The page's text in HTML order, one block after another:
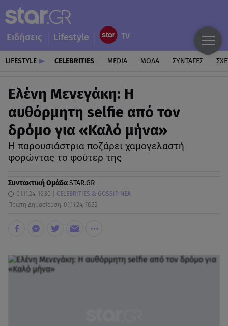
Ειδήσεις Lifestyle
LIFESTYLE CELEBRITIES MEDIA ΜΟΔΑ ΣΥΝΤΑΓΕΣ
Ελένη Μενεγάκη: H
αυθόρμητη selfie από τον
δρόμο για «Καλό μήνα»
Η παρουσιάστρια ποζάρει χαμογελαστή
φορώντας το φούτερ της
Συντακτική ΟμάδαSTAR.GR
01.11.24, 16:30
CELEBRITIES & GOSSIP ΝΕΑ
Πρώτη Δημοσίευση: 01.11.24, 16:32